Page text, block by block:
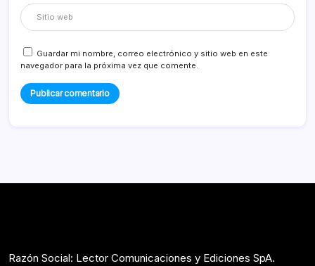
Guardar mi nombre, correo electrónico y sitio web en este
navegador para la próxima vez que comente.
Razón Social: Lector Comunicaciones y Ediciones SpA.